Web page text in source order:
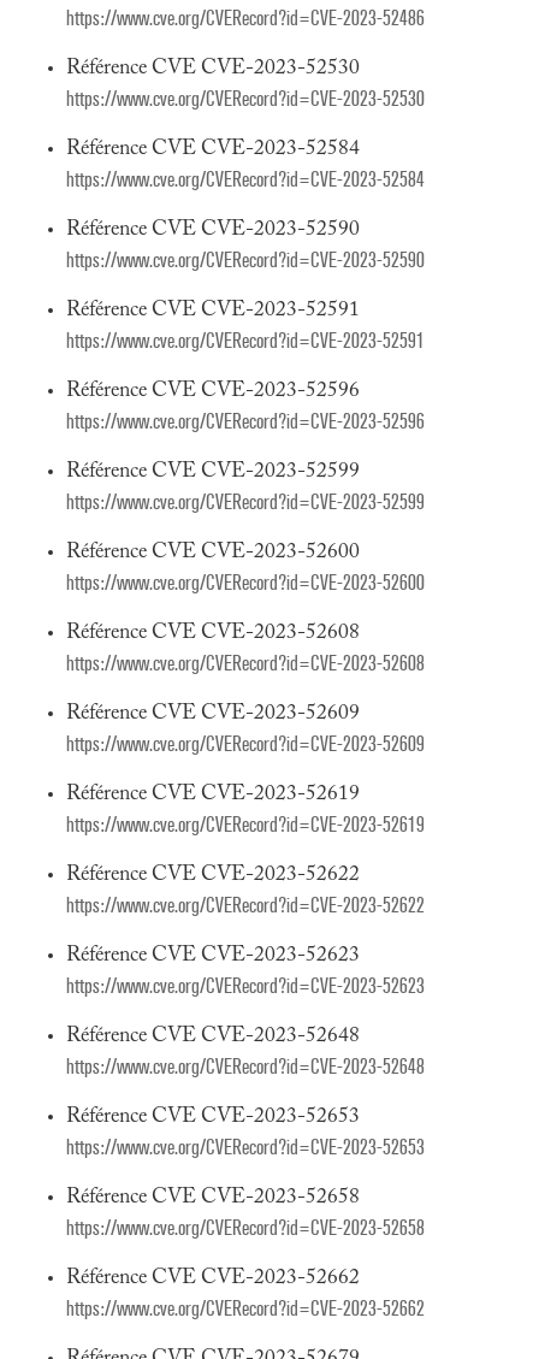
https://www.cve.org/CVERecord?id=CVE-2023-52486
Référence CVE CVE-2023-52530
https://www.cve.org/CVERecord?id=CVE-2023-52530
Référence CVE CVE-2023-52584
https://www.cve.org/CVERecord?id=CVE-2023-52584
Référence CVE CVE-2023-52590
https://www.cve.org/CVERecord?id=CVE-2023-52590
Référence CVE CVE-2023-52591
https://www.cve.org/CVERecord?id=CVE-2023-52591
Référence CVE CVE-2023-52596
https://www.cve.org/CVERecord?id=CVE-2023-52596
Référence CVE CVE-2023-52599
https://www.cve.org/CVERecord?id=CVE-2023-52599
Référence CVE CVE-2023-52600
https://www.cve.org/CVERecord?id=CVE-2023-52600
Référence CVE CVE-2023-52608
https://www.cve.org/CVERecord?id=CVE-2023-52608
Référence CVE CVE-2023-52609
https://www.cve.org/CVERecord?id=CVE-2023-52609
Référence CVE CVE-2023-52619
https://www.cve.org/CVERecord?id=CVE-2023-52619
Référence CVE CVE-2023-52622
https://www.cve.org/CVERecord?id=CVE-2023-52622
Référence CVE CVE-2023-52623
https://www.cve.org/CVERecord?id=CVE-2023-52623
Référence CVE CVE-2023-52648
https://www.cve.org/CVERecord?id=CVE-2023-52648
Référence CVE CVE-2023-52653
https://www.cve.org/CVERecord?id=CVE-2023-52653
Référence CVE CVE-2023-52658
https://www.cve.org/CVERecord?id=CVE-2023-52658
Référence CVE CVE-2023-52662
https://www.cve.org/CVERecord?id=CVE-2023-52662